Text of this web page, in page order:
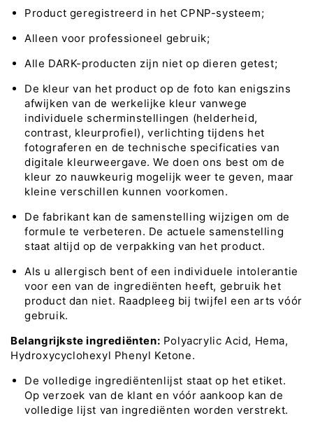
Product geregistreerd in het CPNP-systeem;
Alleen voor professioneel gebruik;
Alle DARK-producten zijn niet op dieren getest;
De kleur van het product op de foto kan enigszins
afwijken van de werkelijke kleur vanwege
individuele scherminstellingen (helderheid,
contrast, kleurprofiel), verlichting tijdens het
fotograferen en de technische specificaties van
digitale kleurweergave. We doen ons best om de
kleur zo nauwkeurig mogelijk weer te geven, maar
kleine verschillen kunnen voorkomen.
De fabrikant kan de samenstelling wijzigen om de
formule te verbeteren. De actuele samenstelling
staat altijd op de verpakking van het product.
Als u allergisch bent of een individuele intolerantie
voor een van de ingrediënten heeft, gebruik het
product dan niet. Raadpleeg bij twijfel een arts vóór
gebruik.
Belangrijkste ingrediënten: Polyacrylic Acid, Hema,
Hydroxycyclohexyl Phenyl Ketone.
De volledige ingrediëntenlijst staat op het etiket.
Op verzoek van de klant en vóór aankoop kan de
volledige lijst van ingrediënten worden verstrekt.